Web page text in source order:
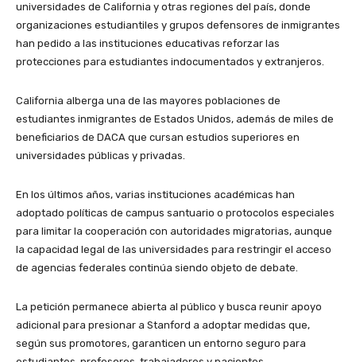
universidades de California y otras regiones del país, donde
organizaciones estudiantiles y grupos defensores de inmigrantes
han pedido a las instituciones educativas reforzar las
protecciones para estudiantes indocumentados y extranjeros.
California alberga una de las mayores poblaciones de
estudiantes inmigrantes de Estados Unidos, además de miles de
beneficiarios de DACA que cursan estudios superiores en
universidades públicas y privadas.
En los últimos años, varias instituciones académicas han
adoptado políticas de campus santuario o protocolos especiales
para limitar la cooperación con autoridades migratorias, aunque
la capacidad legal de las universidades para restringir el acceso
de agencias federales continúa siendo objeto de debate.
La petición permanece abierta al público y busca reunir apoyo
adicional para presionar a Stanford a adoptar medidas que,
según sus promotores, garanticen un entorno seguro para